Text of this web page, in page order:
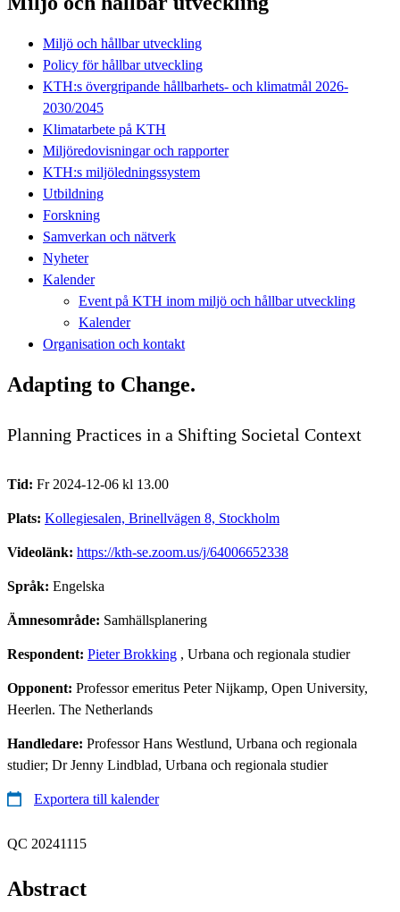
Miljö och hållbar utveckling
Policy för hållbar utveckling
KTH:s övergripande hållbarhets- och klimatmål 2026-
2030/2045
Klimatarbete på KTH
Miljöredovisningar och rapporter
KTH:s miljöledningssystem
Utbildning
Forskning
Samverkan och nätverk
Nyheter
Kalender
Event på KTH inom miljö och hållbar utveckling
Kalender
Organisation och kontakt
Adapting to Change.
Planning Practices in a Shifting Societal Context
Tid: Fr 2024-12-06 kl 13.00
Plats: Kollegiesalen, Brinellvägen 8, Stockholm
Videolänk: https://kth-se.zoom.us/j/64006652338
Språk: Engelska
Ämnesområde: Samhällsplanering
Respondent: Pieter Brokking , Urbana och regionala studier
Opponent: Professor emeritus Peter Nijkamp, Open University,
Heerlen. The Netherlands
Handledare: Professor Hans Westlund, Urbana och regionala
studier; Dr Jenny Lindblad, Urbana och regionala studier
Exportera till kalender
QC 20241115
Abstract